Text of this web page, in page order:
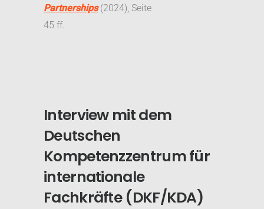
Partnerships(2024), Seite
45 ff.
Interview mit dem
Deutschen
Kompetenzzentrum für
internationale
Fachkräfte (DKF/KDA)